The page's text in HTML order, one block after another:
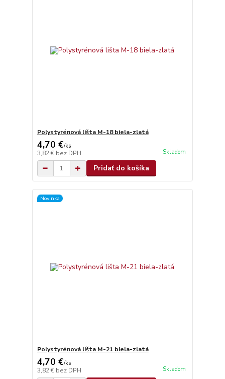
Polystyrénová lišta M-18 biela-zlatá
4,70 €/ks
3,82 € bez DPH Skladom
Pridať do košíka
Novinka
Polystyrénová lišta M-21 biela-zlatá
4,70 €/ks
3,82 € bez DPH Skladom